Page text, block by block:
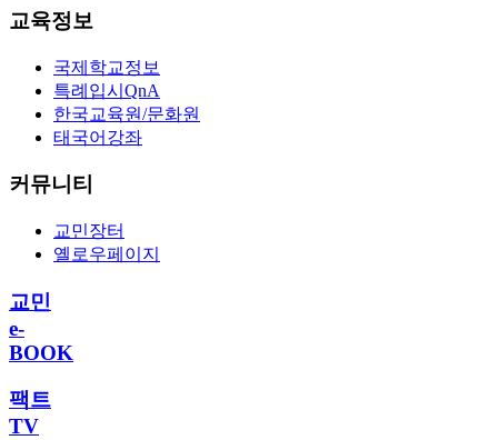
교육정보
국제학교정보
특례입시QnA
한국교육원/문화원
태국어강좌
커뮤니티
교민장터
옐로우페이지
교민
e-
BOOK
팩트
TV